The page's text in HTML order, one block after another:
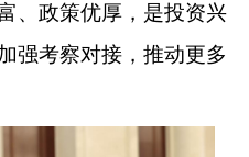
、政策优厚，是投资兴
强考察对接，推动更多